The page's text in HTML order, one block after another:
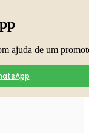
ajuda de um